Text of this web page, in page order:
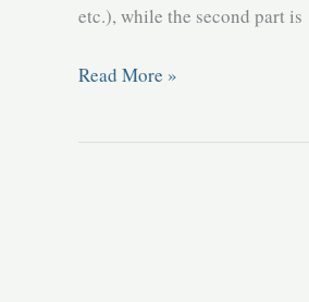
etc.), while the second part is
Receptarea
Read More »